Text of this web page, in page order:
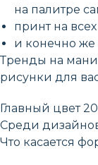
на палитре
принт на
и конечно же
Тренды на
рисунки для
Главный цвет
Среди
Что касается